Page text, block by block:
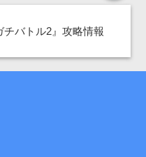
チバトル2』攻略情報